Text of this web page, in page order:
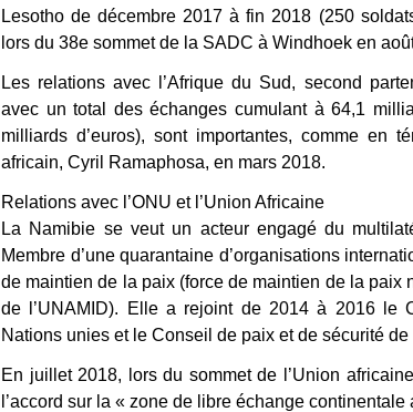
Lesotho de décembre 2017 à fin 2018 (250
lors du 38e sommet de la SADC à Windhoek en
Les relations avec l’Afrique du Sud, second
avec un total des échanges cumulant à 64,1
milliards d’euros), sont importantes, comme en
africain, Cyril Ramaphosa, en mars 2018.
Relations avec l’ONU et l’Union Africaine
La Namibie se veut un acteur engagé du
Membre d’une quarantaine d’organisations
de maintien de la paix (force de maintien de la paix
de l’UNAMID). Elle a rejoint de 2014 à 2016 le
Nations unies et le Conseil de paix et de sécurité de
En juillet 2018, lors du sommet de l’Union
l’accord sur la « zone de libre échange